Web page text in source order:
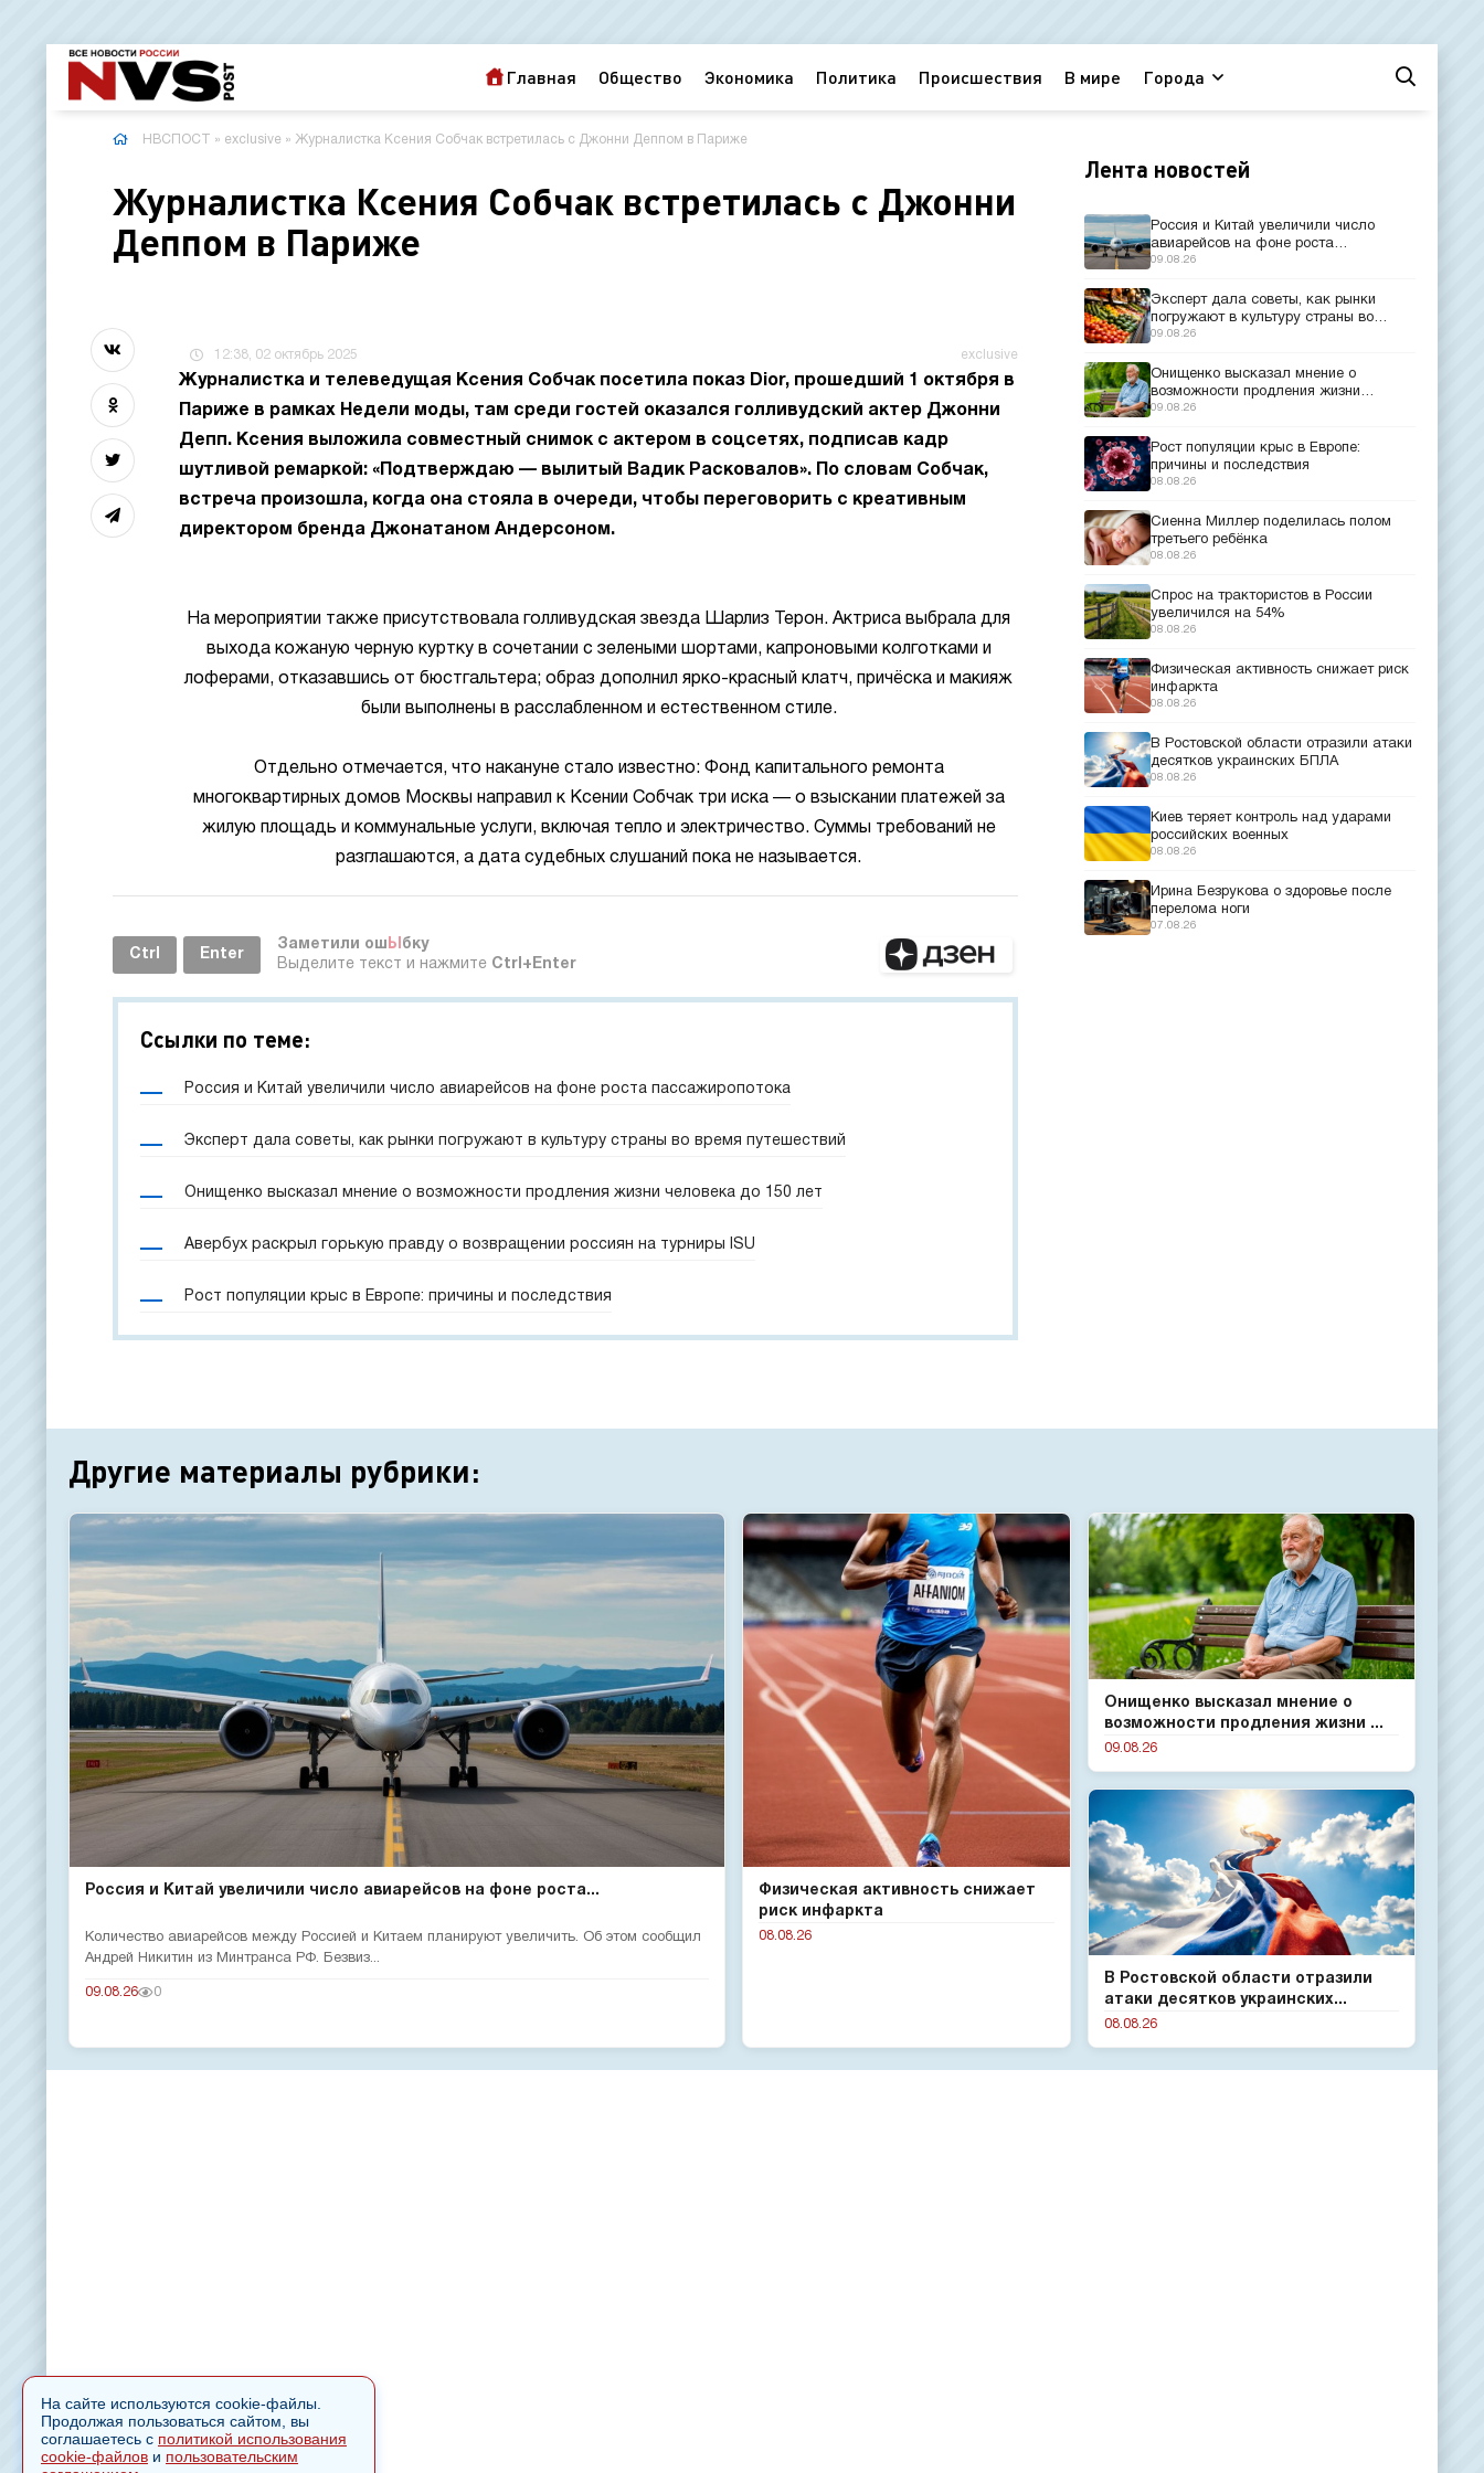
Главная Общество Экономика Политика Происшествия В мире Города
НВСПОСТ » exclusive » Журналистка Ксения Собчак встретилась с Джонни Деппом в Париже
Журналистка Ксения Собчак встретилась с Джонни
Деппом в Париже
12:38, 02 октябрь 2025 exclusive
Журналистка и телеведущая Ксения Собчак посетила показ Dior, прошедший 1 октября в
Париже в рамках Недели моды, там среди гостей оказался голливудский актер Джонни
Депп. Ксения выложила совместный снимок с актером в соцсетях, подписав кадр
шутливой ремаркой: «Подтверждаю — вылитый Вадик Расковалов». По словам Собчак,
встреча произошла, когда она стояла в очереди, чтобы переговорить с креативным
директором бренда Джонатаном Андерсоном.
На мероприятии также присутствовала голливудская звезда Шарлиз Терон. Актриса выбрала для
выхода кожаную черную куртку в сочетании с зелеными шортами, капроновыми колготками и
лоферами, отказавшись от бюстгальтера; образ дополнил ярко-красный клатч, причёска и макияж
были выполнены в расслабленном и естественном стиле.
Отдельно отмечается, что накануне стало известно: Фонд капитального ремонта
многоквартирных домов Москвы направил к Ксении Собчак три иска — о взыскании платежей за
жилую площадь и коммунальные услуги, включая тепло и электричество. Суммы требований не
разглашаются, а дата судебных слушаний пока не называется.
Ctrl Enter
Заметили ош Ы бку
Выделите текст и нажмите Ctrl+Enter
Ссылки по теме:
Россия и Китай увеличили число авиарейсов на фоне роста пассажиропотока
Эксперт дала советы, как рынки погружают в культуру страны во время путешествий
Онищенко высказал мнение о возможности продления жизни человека до 150 лет
Авербух раскрыл горькую правду о возвращении россиян на турниры ISU
Рост популяции крыс в Европе: причины и последствия
Лента новостей
Россия и Китай увеличили число
авиарейсов на фоне роста
пассажиропотока
09.08.26
Эксперт дала советы, как рынки
погружают в культуру страны во
время путешествий
09.08.26
Онищенко высказал мнение о
возможности продления жизни
человека до 150 лет
09.08.26
Рост популяции крыс в Европе:
причины и последствия
08.08.26
Сиенна Миллер поделилась полом
третьего ребёнка
08.08.26
Спрос на трактористов в России
увеличился на 54%
08.08.26
Физическая активность снижает риск
инфаркта
08.08.26
В Ростовской области отразили атаки
десятков украинских БПЛА
08.08.26
Киев теряет контроль над ударами
российских военных
08.08.26
Ирина Безрукова о здоровье после
перелома ноги
07.08.26
Другие материалы рубрики:
Россия и Китай увеличили число авиарейсов на фоне роста...
Количество авиарейсов между Россией и Китаем планируют увеличить. Об этом сообщил
Андрей Никитин из Минтранса РФ. Безвиз...
09.08.26 0
Онищенко высказал мнение о
возможности продления жизни ...
09.08.26
Физическая активность снижает
риск инфаркта
08.08.26
В Ростовской области отразили
атаки десятков украинских...
08.08.26
На сайте используются cookie-файлы.
Продолжая пользоваться сайтом, вы
соглашаетесь с политикой использования
cookie-файлов и пользовательским